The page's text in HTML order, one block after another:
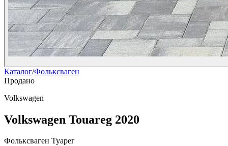
Каталог/Фольксваген
Продано
Volkswagen
Volkswagen Touareg 2020
Фольксваген Туарег